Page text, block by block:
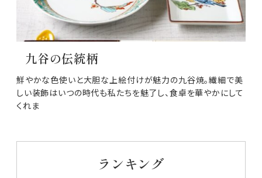
九谷の伝統柄
鮮やかな色使いと大胆な上絵付けが魅力の九谷焼。繊細で美
しい装飾はいつの時代も私たちを魅了し、食卓を華やかにして
くれま
ランキング